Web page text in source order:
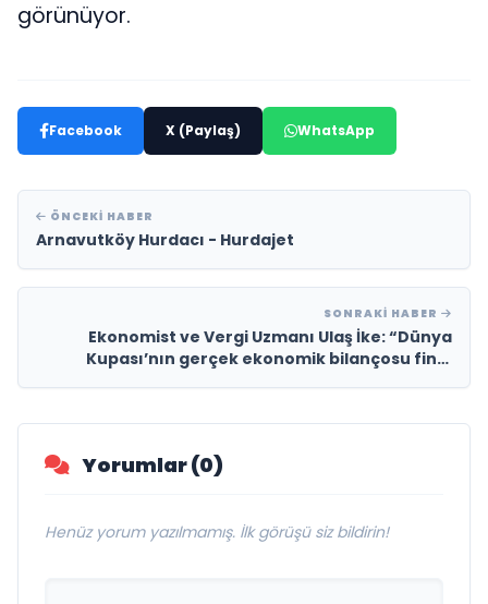
görünüyor.
Facebook X (Paylaş) WhatsApp
ÖNCEKI HABER
Arnavutköy Hurdacı - Hurdajet
SONRAKI HABER
Ekonomist ve Vergi Uzmanı Ulaş İke: “Dünya
Kupası’nın gerçek ekonomik bilançosu final
Yorumlar (0)
Henüz yorum yazılmamış. İlk görüşü siz bildirin!